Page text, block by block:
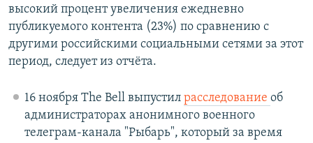
высокий процент увеличения ежедневно
публикуемого контента (23%) по сравнению с
другими российскими социальными сетями за этот
период, следует из отчёта.
16 ноября The Bell выпустил расследование об
администраторах анонимного военного
телеграм-канала "Рыбарь", который за время